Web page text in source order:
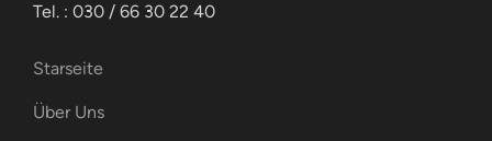
Tel. : 030 / 66 30 22 40
Starseite
Über Uns